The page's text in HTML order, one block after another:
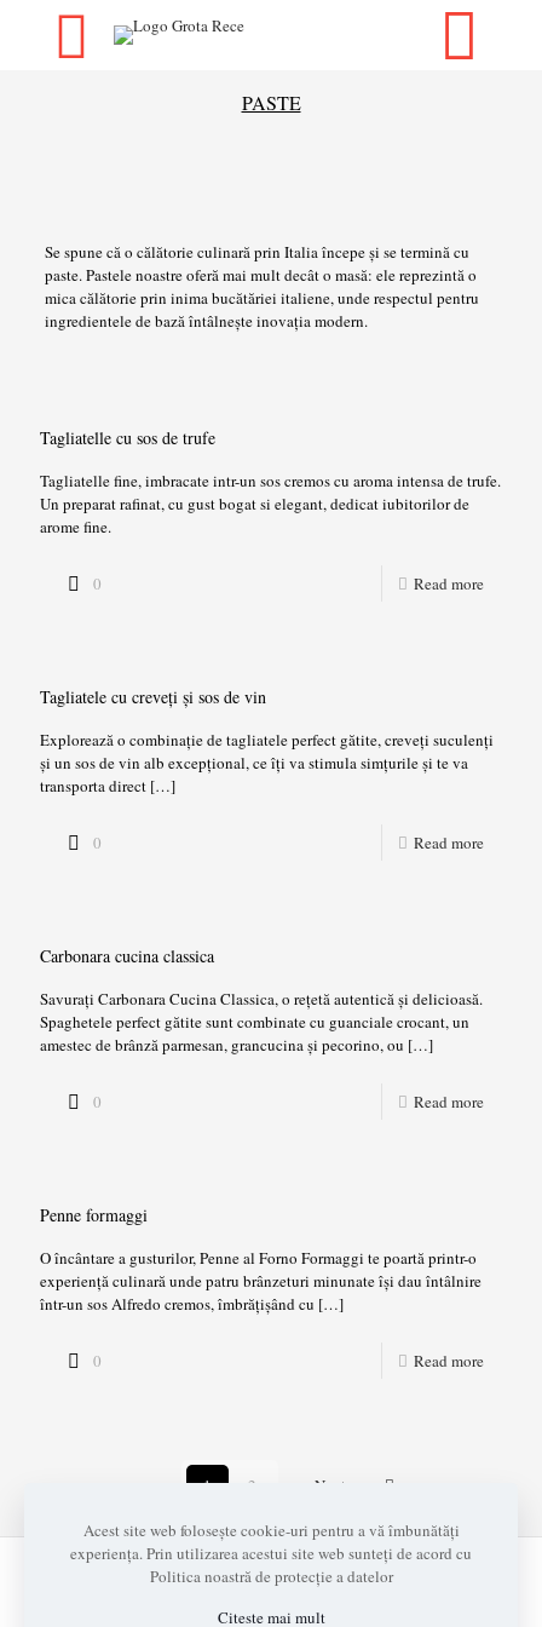
PASTE
Se spune că o călătorie culinară prin Italia începe și se termină cu
paste. Pastele noastre oferă mai mult decât o masă: ele reprezintă o
mica călătorie prin inima bucătăriei italiene, unde respectul pentru
ingredientele de bază întâlnește inovația modern.
Tagliatelle cu sos de trufe
Tagliatelle fine, imbracate intr-un sos cremos cu aroma intensa de trufe.
Un preparat rafinat, cu gust bogat si elegant, dedicat iubitorilor de
arome fine.
0 Read more
Tagliatele cu creveți și sos de vin
Explorează o combinație de tagliatele perfect gătite, creveți suculenți
și un sos de vin alb excepțional, ce îți va stimula simțurile și te va
transporta direct […]
0 Read more
Carbonara cucina classica
Savurați Carbonara Cucina Classica, o rețetă autentică și delicioasă.
Spaghetele perfect gătite sunt combinate cu guanciale crocant, un
amestec de brânză parmesan, grancucina și pecorino, ou […]
0 Read more
Penne formaggi
O încântare a gusturilor, Penne al Forno Formaggi te poartă printr-o
experiență culinară unde patru brânzeturi minunate își dau întâlnire
într-un sos Alfredo cremos, îmbrățișând cu […]
0 Read more
1 2 Next page
© 2026 Grota Rece I
Realizat cu
ADAD Design
Acest site web folosește cookie-uri pentru a vă îmbunătăți
experiența. Prin utilizarea acestui site web sunteți de acord cu
Politica noastră de protecție a datelor
Citeste mai mult